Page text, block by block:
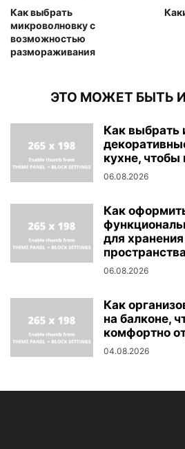
Как выбрать
микроволновку с
возможностью
размораживания
ЭТО МОЖЕТ БЫТЬ
Как выбрать
кухне, чтобы
06.08.2026
Как
для
пространства
06.08.2026
Как
на балконе,
комфортно
04.08.2026